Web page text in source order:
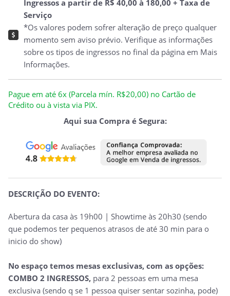
Ingressos a partir de R$ 40,00 à 180,00 + Taxa de
Serviço
*Os valores podem sofrer alteração de preço qualquer
momento sem aviso prévio. Verifique as informações
sobre os tipos de ingressos no final da página em Mais
Informações.
Pague em até 6x (Parcela mín. R$20,00) no Cartão de
Crédito ou à vista via PIX.
Aqui sua Compra é Segura:
DESCRIÇÃO DO EVENTO:
Abertura da casa às 19h00 | Showtime às 20h30 (sendo
que podemos ter pequenos atrasos de até 30 min para o
inicio do show)
No espaço temos mesas exclusivas, com as opções:
COMBO 2 INGRESSOS, para 2 pessoas em uma mesa
exclusiva (sendo q se 1 pessoa quiser sentar sozinha, pode)